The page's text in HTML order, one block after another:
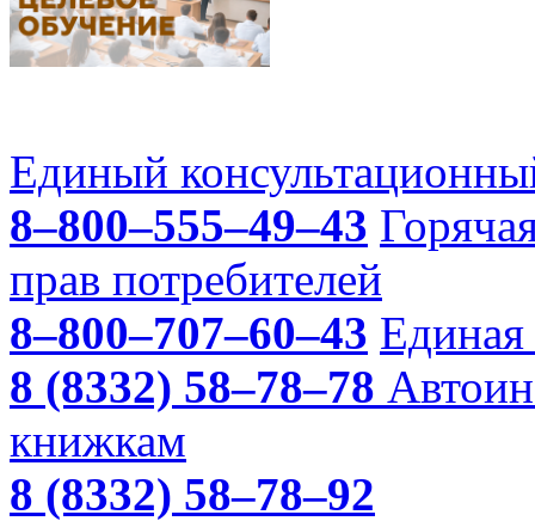
Единый
8–800–555–49–43
прав потребителей
8–800–707–60–43 Единая
8 (8332) 58–78–78
книжкам
8 (8332) 58–78–92